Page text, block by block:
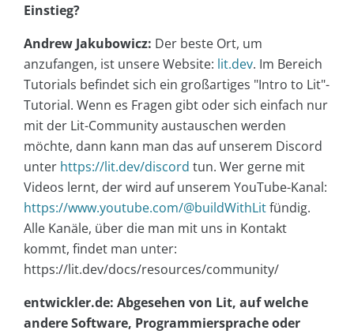
Einstieg?
Andrew Jakubowicz: Der beste Ort, um
anzufangen, ist unsere Website: lit.dev. Im Bereich
Tutorials befindet sich ein großartiges "Intro to Lit"-
Tutorial. Wenn es Fragen gibt oder sich einfach nur
mit der Lit-Community austauschen werden
möchte, dann kann man das auf unserem Discord
unter https://lit.dev/discord tun. Wer gerne mit
Videos lernt, der wird auf unserem YouTube-Kanal:
https://www.youtube.com/@buildWithLitfündig.
Alle Kanäle, über die man mit uns in Kontakt
kommt, findet man unter:
https://lit.dev/docs/resources/community/
entwickler.de: Abgesehen von Lit, auf welche
andere Software, Programmiersprache oder